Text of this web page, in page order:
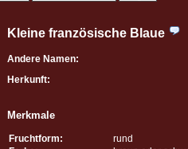
Kleine französische Blaue
Andere Namen:
Herkunft:
Merkmale
Fruchtform:
rund